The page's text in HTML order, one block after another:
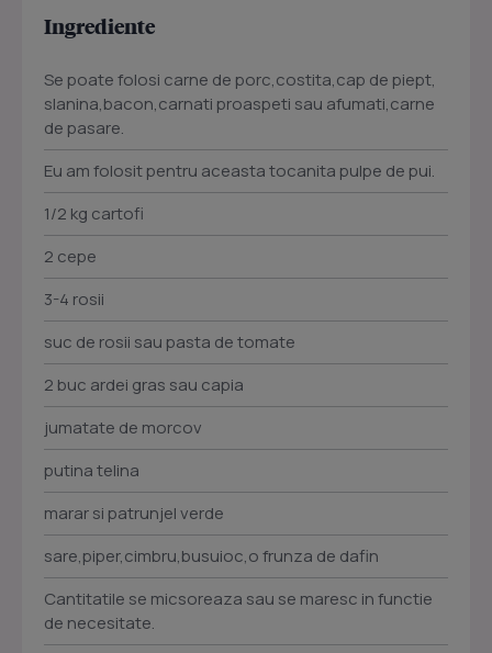
Ingrediente
Se poate folosi carne de porc,costita,cap de piept,
slanina,bacon,carnati proaspeti sau afumati,carne
de pasare.
Eu am folosit pentru aceasta tocanita pulpe de pui.
1/2 kg cartofi
2 cepe
3-4 rosii
suc de rosii sau pasta de tomate
2 buc ardei gras sau capia
jumatate de morcov
putina telina
marar si patrunjel verde
sare,piper,cimbru,busuioc,o frunza de dafin
Cantitatile se micsoreaza sau se maresc in functie
de necesitate.